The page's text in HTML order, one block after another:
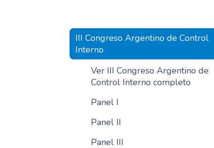
III Congreso Argentino de Control
Interno
Ver III Congreso Argentino de
Control Interno completo
Panel I
Panel II
Panel III